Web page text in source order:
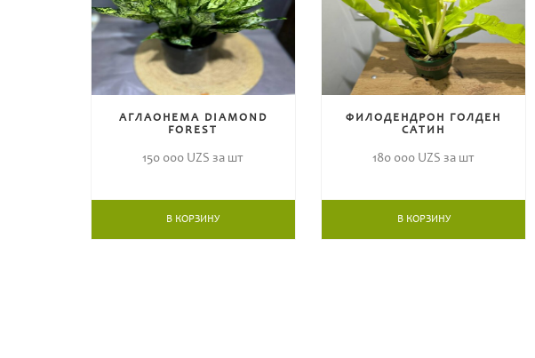
АГЛАОНЕМА DIAMOND
FOREST
150 000 UZS за шт
В КОРЗИНУ
ФИЛОДЕНДРОН ГОЛДЕН
САТИН
180 000 UZS за шт
В КОРЗИНУ